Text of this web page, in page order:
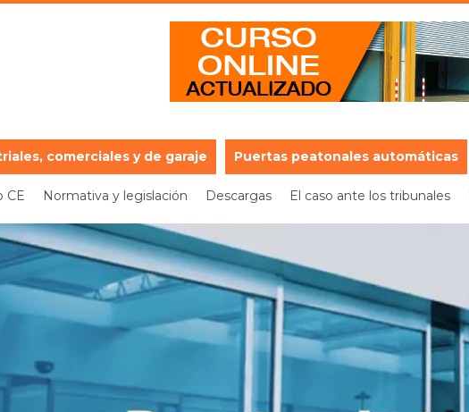
comerciales y de garaje Puertas peatonales automáticas
CE Normativa y legislación Descargas El caso ante los tribunales